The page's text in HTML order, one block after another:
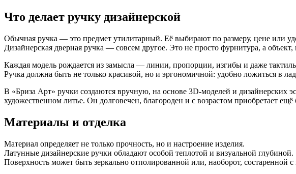
Что делает ручку дизайнерской
Обычная ручка — это предмет утилитарный. Её выбирают по размеру, цене или
Дизайнерская дверная ручка — совсем другое. Это не просто фурнитура, а
Каждая модель рождается из замысла — линии, пропорции, изгибы и даже
Ручка должна быть не только красивой, но и эргономичной: удобно ложиться в
В «Бриза Арт» ручки создаются вручную, на основе 3D-моделей и дизайнерских
художественном литье. Он долговечен, благороден и с возрастом приобретает
Материалы и отделка
Материал определяет не только прочность, но и настроение изделия.
Латунные дизайнерские ручки обладают особой теплотой и визуальной глубиной.
Поверхность может быть зеркально отполированной или, наоборот, состаренной